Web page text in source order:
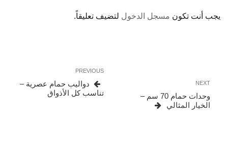
يجب أنت تكون مسجل الدخول لتضيف تعليقاً.
المقالات
Previous
Post
PREVIOUS
دواليب حمام عصرية –
تناسب كل الأذواق
Next
Post
NEXT
وحدات حمام 70 سم –
الخيار المثالي